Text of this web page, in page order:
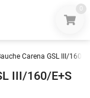
0
Carena GSL III/160/
III/160/E+S